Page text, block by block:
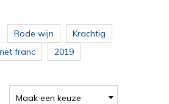
Rode wijn
Krachtig
franc
2019
Maak een keuze